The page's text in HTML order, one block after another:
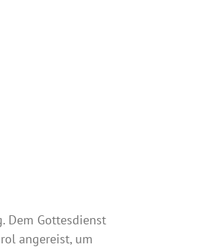
Dem Gottesdienst
angereist, um